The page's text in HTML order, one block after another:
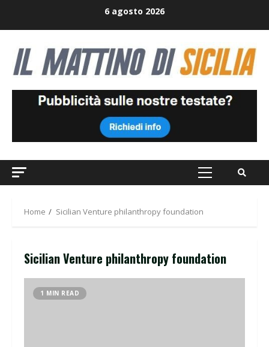
6 agosto 2026
Primary
Home Sicilian Venture philanthropy foundation
Sicilian Venture philanthropy foundation
1 MIN READ